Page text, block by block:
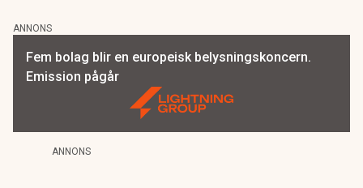
ANNONS
Fem bolag blir en europeisk belysningskoncern.
Emission pågår
ANNONS